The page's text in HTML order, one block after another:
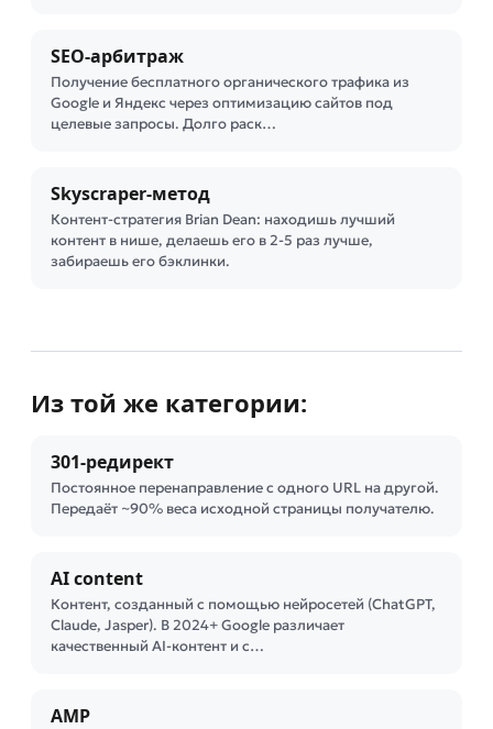
SEO-арбитраж
Получение бесплатного органического трафика из
Google и Яндекс через оптимизацию сайтов под
целевые запросы. Долго раск…
Skyscraper-метод
Контент-стратегия Brian Dean: находишь лучший
контент в нише, делаешь его в 2-5 раз лучше,
забираешь его бэклинки.
Из той же категории:
301-редирект
Постоянное перенаправление с одного URL на другой.
Передаёт ~90% веса исходной страницы получателю.
AI content
Контент, созданный с помощью нейросетей (ChatGPT,
Claude, Jasper). В 2024+ Google различает
качественный AI-контент и с…
AMP